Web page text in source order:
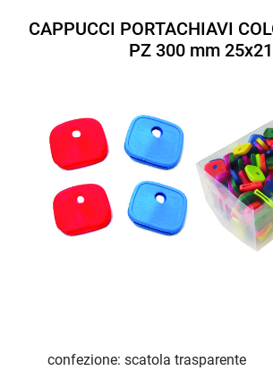
CAPPUCCI PORTACHIAVI
PZ 300 mm 25x21
confezione: scatola trasparente